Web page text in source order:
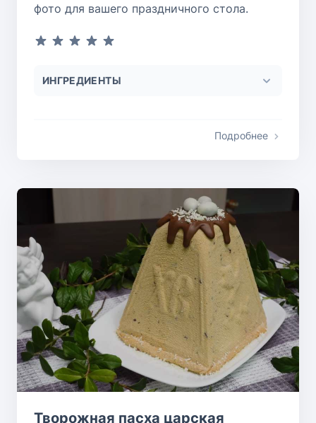
фото для вашего праздничного стола.
ИНГРЕДИЕНТЫ
Подробнее
Творожная пасха царская